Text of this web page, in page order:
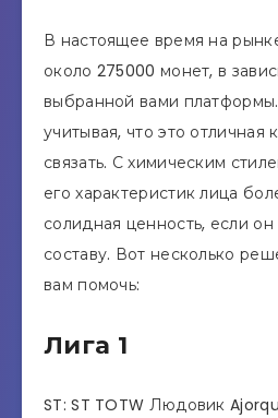
В настоящее время на
около 275000 монет, в
выбранной вами
учитывая, что это отличная
связать. С химическим
его характеристик лица
солидная ценность, если
составу. Вот несколько
вам помочь:
Лига 1
ST: ST TOTW Людовик